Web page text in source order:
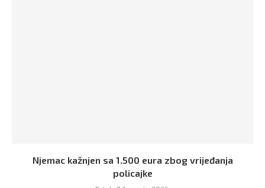
Njemac kažnjen sa 1.500 eura zbog vrijeđanja
policajke